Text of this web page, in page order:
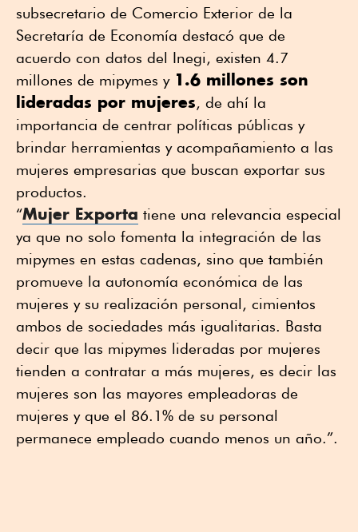
subsecretario de Comercio Exterior de la
Secretaría de Economía destacó que de
acuerdo con datos del Inegi, existen 4.7
millones de mipymes y 1.6 millones son
lideradas por mujeres, de ahí la
importancia de centrar políticas públicas y
brindar herramientas y acompañamiento a las
mujeres empresarias que buscan exportar sus
productos.
“Mujer Exporta tiene una relevancia especial
ya que no solo fomenta la integración de las
mipymes en estas cadenas, sino que también
promueve la autonomía económica de las
mujeres y su realización personal, cimientos
ambos de sociedades más igualitarias. Basta
decir que las mipymes lideradas por mujeres
tienden a contratar a más mujeres, es decir las
mujeres son las mayores empleadoras de
mujeres y que el 86.1% de su personal
permanece empleado cuando menos un año.”.